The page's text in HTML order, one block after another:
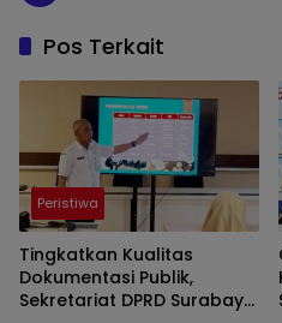
Pos Terkait
Peristiwa
Tingkatkan Kualitas
Dokumentasi Publik,
Sekretariat DPRD Surabaya